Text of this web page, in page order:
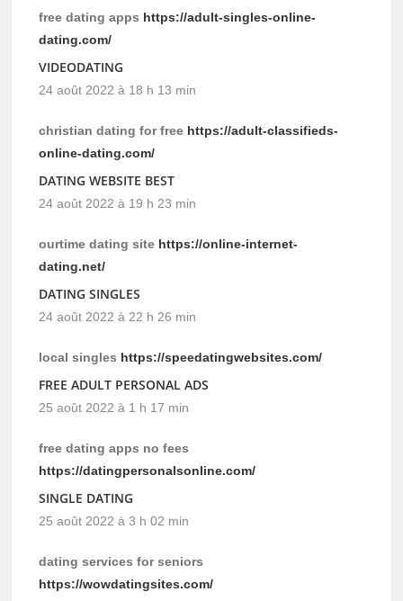
free dating apps https://adult-singles-online-
dating.com/
VIDEODATING
24 août 2022 à 18 h 13 min
christian dating for free https://adult-classifieds-
online-dating.com/
DATING WEBSITE BEST
24 août 2022 à 19 h 23 min
ourtime dating site https://online-internet-
dating.net/
DATING SINGLES
24 août 2022 à 22 h 26 min
local singles https://speedatingwebsites.com/
FREE ADULT PERSONAL ADS
25 août 2022 à 1 h 17 min
free dating apps no fees
https://datingpersonalsonline.com/
SINGLE DATING
25 août 2022 à 3 h 02 min
dating services for seniors
https://wowdatingsites.com/